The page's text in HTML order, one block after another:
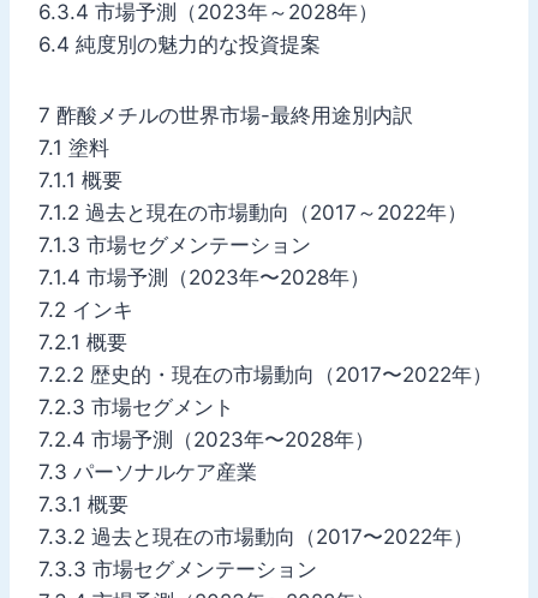
6.3.4 市場予測（2023年～2028年）
6.4 純度別の魅力的な投資提案
7 酢酸メチルの世界市場-最終用途別内訳
7.1 塗料
7.1.1 概要
7.1.2 過去と現在の市場動向（2017～2022年）
7.1.3 市場セグメンテーション
7.1.4 市場予測（2023年〜2028年）
7.2 インキ
7.2.1 概要
7.2.2 歴史的・現在の市場動向（2017〜2022年）
7.2.3 市場セグメント
7.2.4 市場予測（2023年〜2028年）
7.3 パーソナルケア産業
7.3.1 概要
7.3.2 過去と現在の市場動向（2017〜2022年）
7.3.3 市場セグメンテーション